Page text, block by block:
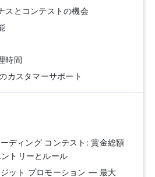
スとコンテストの機会
時間
カスタマーサポート
ディング コンテスト: 賞金総額
トリーとルール
ット プロモーション — 最大